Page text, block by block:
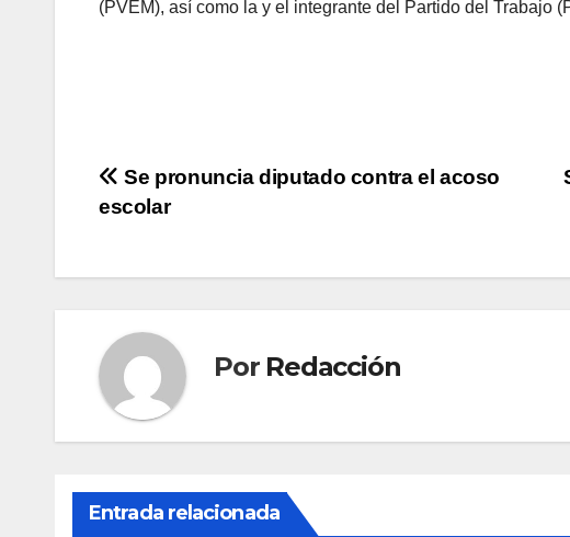
(PVEM), así como la y el integrante del Partido del Trabajo
Navegación
entradas
Se pronuncia diputado contra el acoso
escolar
Por Redacción
Entrada relacionada